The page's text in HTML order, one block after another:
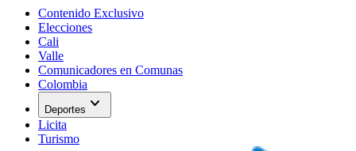
Contenido Exclusivo
Elecciones
Cali
Valle
Comunicadores en Comunas
Colombia
Deportes expand_more
Licita
Turismo